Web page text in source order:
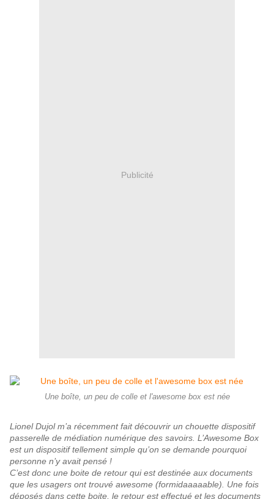
Publicité
Une boîte, un peu de colle et l'awesome box est née
Lionel Dujol m’a récemment fait découvrir un chouette dispositif
passerelle de médiation numérique des savoirs. L’Awesome Box
est un dispositif tellement simple qu’on se demande pourquoi
personne n’y avait pensé !
C’est donc une boite de retour qui est destinée aux documents
que les usagers ont trouvé awesome (formidaaaaable). Une fois
déposés dans cette boite, le retour est effectué et les documents